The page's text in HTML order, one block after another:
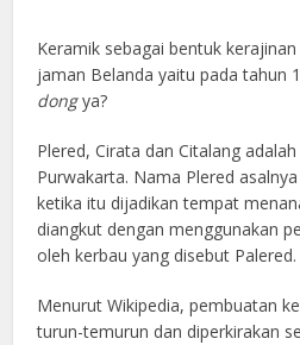
Keramik sebagai bentuk
jaman Belanda yaitu pada tahun
dongya?
Plered, Cirata dan Citalang
Purwakarta. Nama Plered
ketika itu dijadikan tempat
diangkut dengan menggunakan
oleh kerbau yang disebut Palered.
Menurut Wikipedia, pembuatan
turun-temurun dan diperkirakan